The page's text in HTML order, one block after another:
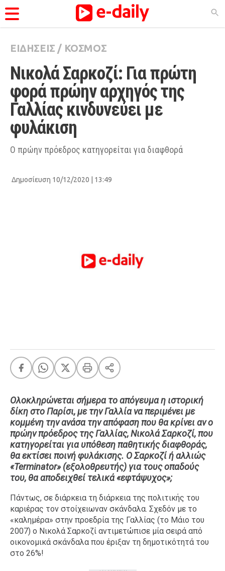
ΚΑΤΗΓΟΡΊΕΣ
Ειδήσεις
Θέματα
Videos
Podcasts
Viral
City Guide
A-List LGBTQI+
Xmas
LIFE
Food
Body+Mind
Ταξίδια
Style
Σπίτι
Family
Σχέσεις
AGENDA
Επιλογές
ΕΙΔΗΣΕΙΣ / ΚΟΣΜΟΣ
Νικολά Σαρκοζί: Για πρώτη
φορά πρώην αρχηγός της
Γαλλίας κινδυνεύει με
φυλάκιση
Ο πρώην πρόεδρος κατηγορείται για διαφθορά
Δημοσίευση 10/12/2020 | 13:49
Ολοκληρώνεται σήμερα το απόγευμα η ιστορική
δίκη στο Παρίσι, με την Γαλλία να περιμένει με
κομμένη την ανάσα την απόφαση που θα κρίνει αν ο
πρώην πρόεδρος της Γαλλίας, Νικολά Σαρκοζί, που
κατηγορείται για υπόθεση παθητικής διαφθοράς,
θα εκτίσει ποινή φυλάκισης. Ο Σαρκοζί ή αλλιώς
«Terminator» (εξολοθρευτής) για τους οπαδούς
του, θα αποδειχθεί τελικά «εφτάψυχος»;
Πάντως, σε διάρκεια τη διάρκεια της πολιτικής του
καριέρας τον στοίχειωναν σκάνδαλα. Σχεδόν με το
«καλημέρα» στην προεδρία της Γαλλίας (το Μάιο του
2007) ο Νικολά Σαρκοζί αντιμετώπισε μία σειρά από
οικονομικά σκάνδαλα που έριξαν τη δημοτικότητά του
στο 26%!